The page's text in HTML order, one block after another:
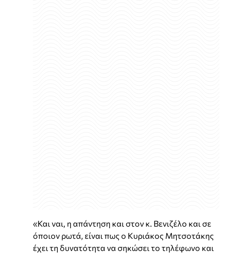
«Και ναι, η απάντηση και στον κ. Βενιζέλο και σε
όποιον ρωτά, είναι πως ο Κυριάκος Μητσοτάκης
έχει τη δυνατότητα να σηκώσει το τηλέφωνο και